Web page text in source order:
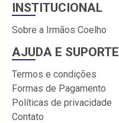
INSTITUCIONAL
Sobre a Irmãos Coelho
AJUDA E SUPORTE
Termos e condições
Formas de Pagamento
Políticas de privacidade
Contato